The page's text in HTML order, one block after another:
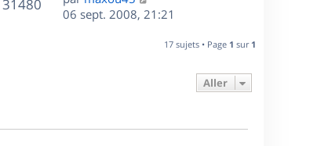
g
e
s
m
i
31480
e
06 sept. 2008, 21:21
17 sujets • Page 1 sur 1
Aller